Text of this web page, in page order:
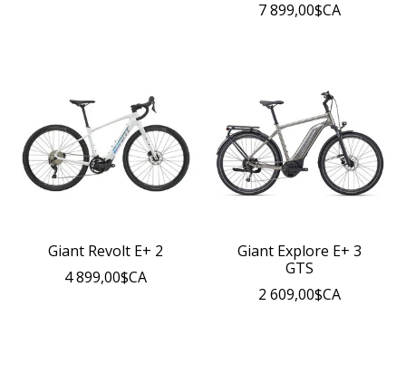
7 899,00$CA
Giant Revolt E+ 2
4 899,00$CA
Giant Explore E+ 3
GTS
2 609,00$CA